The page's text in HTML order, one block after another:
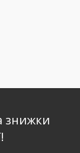
знижки